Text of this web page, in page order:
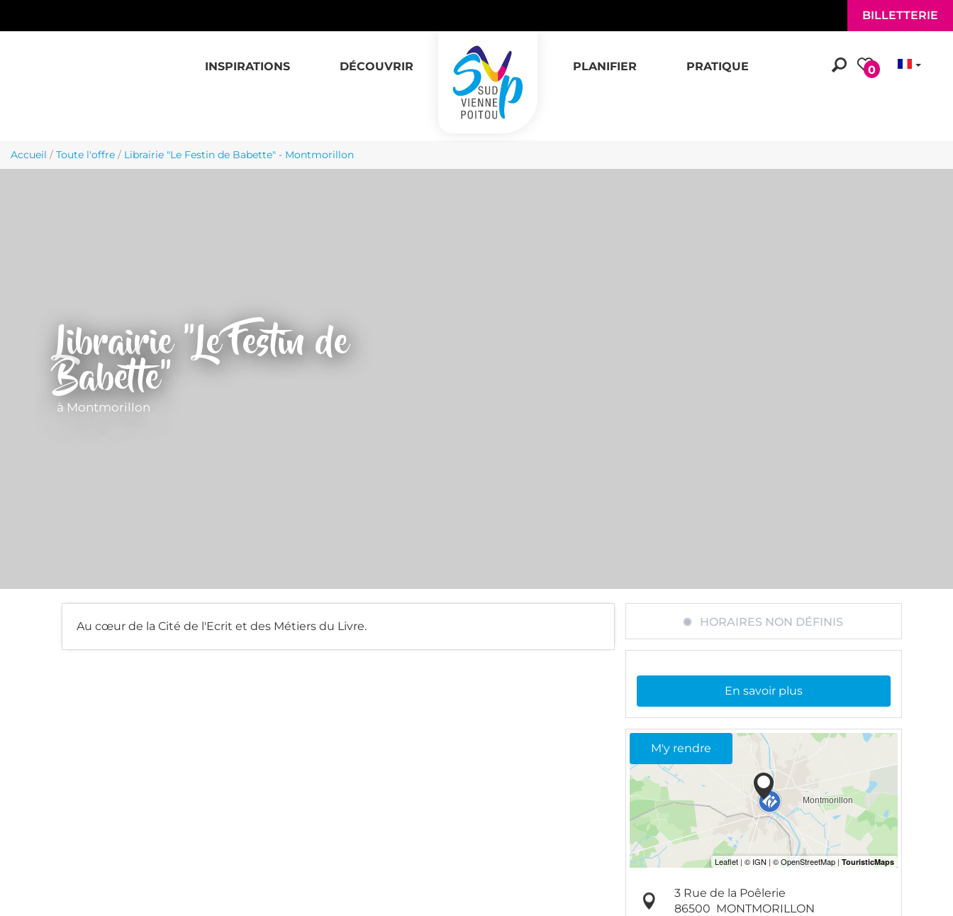
BILLETTERIE
INSPIRATIONS DÉCOUVRIR PLANIFIER PRATIQUE 0
Accueil / Toute l'offre / Librairie "Le Festin de Babette" - Montmorillon
Librairie "Le Festin de
Babette"
à Montmorillon
Au cœur de la Cité de l'Ecrit et des Métiers du Livre. HORAIRES NON DÉFINIS
En savoir plus
M'y rendre
3 Rue de la Poêlerie
86500 MONTMORILLON